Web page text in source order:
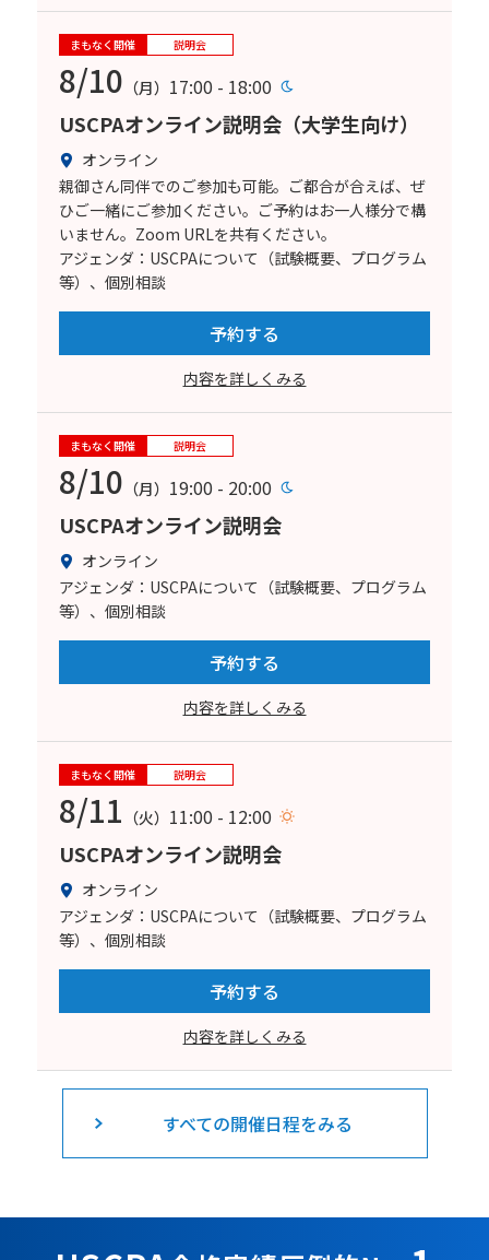
まもなく開催 説明会
8/10 （月） 17:00 - 18:00
USCPAオンライン説明会（大学生向け）
オンライン
親御さん同伴でのご参加も可能。ご都合が合えば、ぜ
ひご一緒にご参加ください。ご予約はお一人様分で構
いません。Zoom URLを共有ください。
アジェンダ：USCPAについて（試験概要、プログラム
等）、個別相談
予約する
内容を詳しくみる
まもなく開催 説明会
8/10 （月） 19:00 - 20:00
USCPAオンライン説明会
オンライン
アジェンダ：USCPAについて（試験概要、プログラム
等）、個別相談
予約する
内容を詳しくみる
まもなく開催 説明会
8/11 （火） 11:00 - 12:00
USCPAオンライン説明会
オンライン
アジェンダ：USCPAについて（試験概要、プログラム
等）、個別相談
予約する
内容を詳しくみる
すべての開催日程をみる